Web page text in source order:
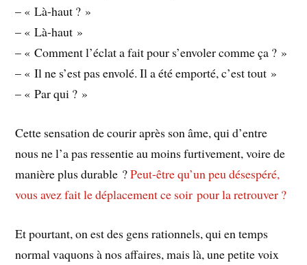
– « Là-haut ? »
– « Là-haut »
– « Comment l’éclat a fait pour s’envoler comme ça ? »
– « Il ne s’est pas envolé. Il a été emporté, c’est tout »
– « Par qui ? »
Cette sensation de courir après son âme, qui d’entre
nous ne l’a pas ressentie au moins furtivement, voire de
manière plus durable ?Peut-être qu’un peu désespéré,
vous avez fait le déplacement ce soir pour la retrouver ?
Et pourtant, on est des gens rationnels, qui en temps
normal vaquons à nos affaires, mais là, une petite voix